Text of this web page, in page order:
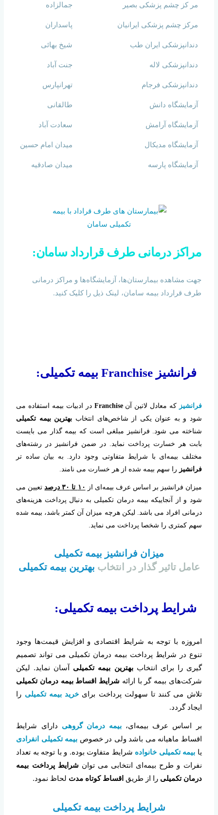
مر کز چشم پزشکی بصیر جمالزاده
مرکز چشم پزشکی ایرانیان پاسداران
دندانپزشکی ایران طب شیخ بهائی
دندانپزشکی لاله جنت آباد
دندانپزشکی فرجام تهرانپارس
آزمایشگاه دانش طالقانی
آزمایشگاه آرامش سعادت آباد
آزمایشگاه مدیکال میدان امام حسین
آزمایشگاه پارسه میدان صادقیه
مراکز درمانی طرف قرارداد سامان:
جهت مشاهده بیمارستان‌ها، آزمایشگاه‌ها و مراکز درمانی
طرف قرارداد بیمه سامان، لینک ذیل را کلیک کنید.
فرانشیز Franchise بیمه تکمیلی:
فرانشیز که معادل لاتین آنFranchise در ادبیات بیمه استفاده می
شود و به عنوان یکی از شاخص‌های انتخاب بهترین بیمه تکمیلی
شناخته می شود. فرانشیز مبلغی است که بیمه گذار می بایست
بابت هر خسارت پرداخت نماید. در ضمن فرانشیز در رشته‌های
مختلف بیمه‌ای با شرایط متفاوتی وجود دارد. به بیان ساده تر
فرانشیز را سهم بیمه شده از هر خسارت می نامند.
میزان فرانشیز بر اساس عرف بیمه‌ای از ۱۰ تا ۳۰ درصد
تعیین می
شود و از آنجاییکه بیمه درمان تکمیلی به دنبال پرداخت هزینه‌های
درمانی افراد می باشد. لیکن هرچه میزان آن کمتر باشد، بیمه شده
سهم کمتری را شخصا پرداخت می نماید.
میزان فرانشیز بیمه تکمیلی
عامل تاثیر گذار در انتخاب بهترین بیمه تکمیلی
شرایط پرداخت بیمه تکمیلی:
امروزه با توجه به شرایط اقتصادی و افزایش قیمت‌ها وجود
تنوع در شرایط پرداخت بیمه درمان تکمیلی می تواند تصمیم
گیری را برای انتخاببهترین بیمه تکمیلی آسان نماید. لیکن
شرکت‌های بیمه گر با ارائه شرایط اقساط بیمه درمان تکمیلی
تلاش می کنند تا سهولت پرداخت برای خرید بیمه تکمیلی را
ایجاد گردد.
بر اساس عرف بیمه‌ای، بیمه درمان گروهی دارای شرایط
اقساط ماهیانه می باشد ولی در خصوص بیمه تکمیلی انفرادی
یا بیمه تکمیلی خانواده شرایط متفاوت بوده. و با توجه به تعداد
نفرات و طرح بیمه‌ای انتخابی می توان شرایط پرداخت بیمه
درمان تکمیلی را از طریق اقساط کوتاه مدت لحاظ نمود.
شرایط پرداخت بیمه تکمیلی